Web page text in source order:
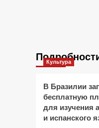
Культура
В Бразилии
бесплатную
для изучения
и испанского